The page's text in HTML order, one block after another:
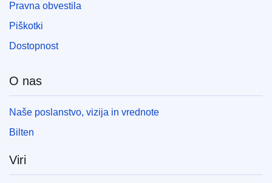
Pravna obvestila
Piškotki
Dostopnost
O nas
Naše poslanstvo, vizija in vrednote
Bilten
Viri